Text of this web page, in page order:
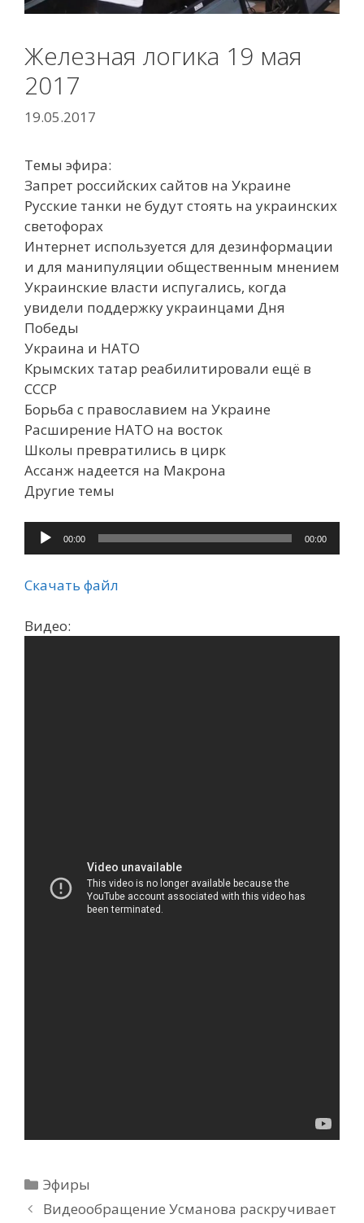
Железная логика 19 мая
2017
19.05.2017
Темы эфира:
Запрет российских сайтов на Украине
Русские танки не будут стоять на украинских
светофорах
Интернет используется для дезинформации
и для манипуляции общественным мнением
Украинские власти испугались, когда
увидели поддержку украинцами Дня
Победы
Украина и НАТО
Крымских татар реабилитировали ещё в
СССР
Борьба с православием на Украине
Расширение НАТО на восток
Школы превратились в цирк
Ассанж надеется на Макрона
Другие темы
Аудиоплеер
00:00 00:00
Скачать файл
Видео:
Рубрики
Эфиры
Видеообращение Усманова раскручивает